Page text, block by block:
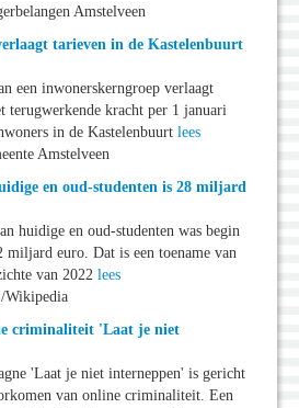
Amstelveen
tarieven in de Kastelenbuurt
een inwonerskerngroep verlaagt
terugwerkende kracht per 1 januari
in de Kastelenbuurt lees
Amstelveen
en oud-studenten is 28 miljard
huidige en oud-studenten was begin
miljard euro. Dat is een toename van
van 2022 lees
Wikipedia
criminaliteit 'Laat je niet
'Laat je niet interneppen' is gericht
van online criminaliteit. Een